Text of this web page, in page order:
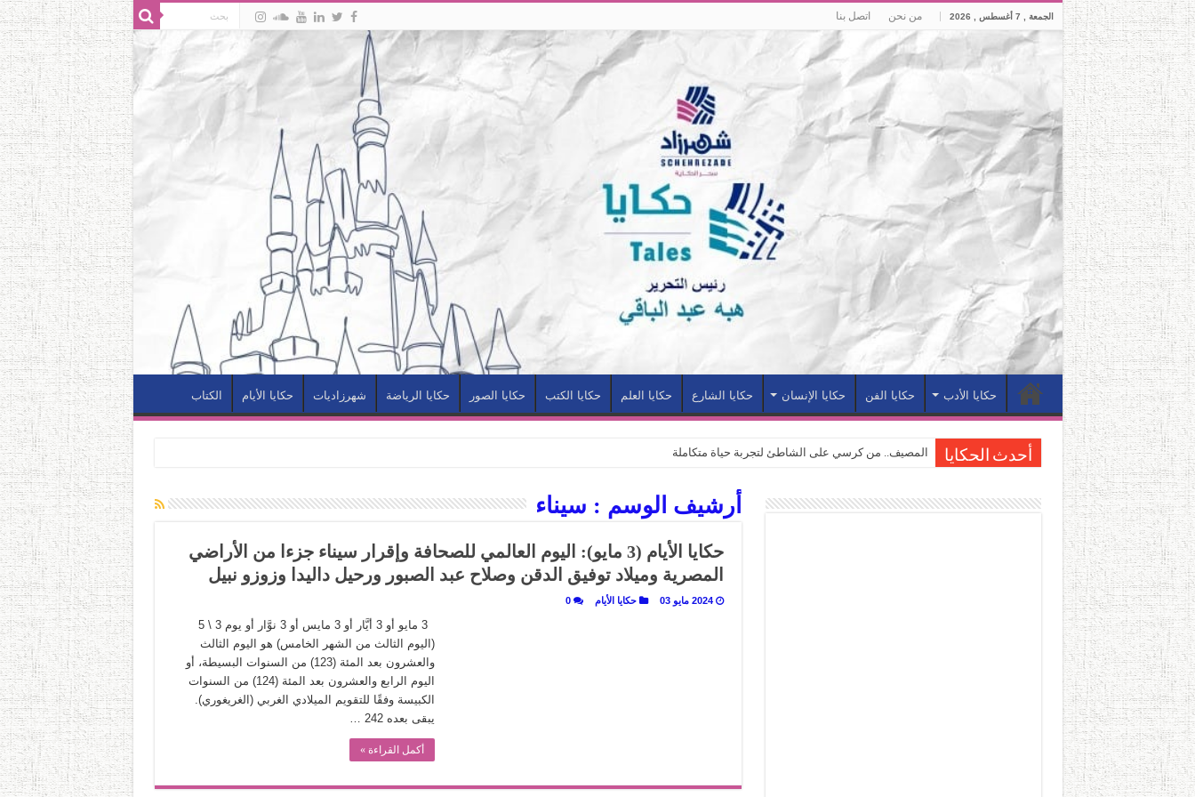
الجمعة , 7 أغسطس , 2026 من نحن اتصل بنا
حكايا الأدب حكايا الفن حكايا الإنسان حكايا الشارع حكايا العلم حكايا الكتب حكايا الصور حكايا الرياضة شهرزاديات حكايا الأيام الكتاب
أحدث الحكايا المصيف.. من كرسي على الشاطئ لتجربة حياة متكاملة
القاهرة «ألف ليلة وليلة».. كيف يتحول المكان إلى بطل في روايات مريم عبد العزيز؟ (الجزء الأول)
حين يتنفس الحجر.. المكان كبطل في أدب مريم عبد العزيز
كيوبيد.. حارس الحب الضائع في بيت الكريتلية
«كوم النور».. ريم بسيوني تُعيد الخديوي المنسي إلى الضوء
أرشيف الوسم : سيناء
حكايا الأيام (3 مايو): اليوم العالمي للصحافة وإقرار سيناء جزءا من الأراضي
المصرية وميلاد توفيق الدقن وصلاح عبد الصبور ورحيل داليدا وزوزو نبيل
2024 مايو 03 حكايا الأيام 0
3 مايو أو 3 أيَّار أو 3 مايس أو 3 نوَّار أو يوم 3 \ 5
(اليوم الثالث من الشهر الخامس) هو اليوم الثالث
والعشرون بعد المئة (123) من السنوات البسيطة، أو
اليوم الرابع والعشرون بعد المئة (124) من السنوات
الكبيسة وفقًا للتقويم الميلادي الغربي (الغريغوري).
يبقى بعده 242 …
أكمل القراءة »